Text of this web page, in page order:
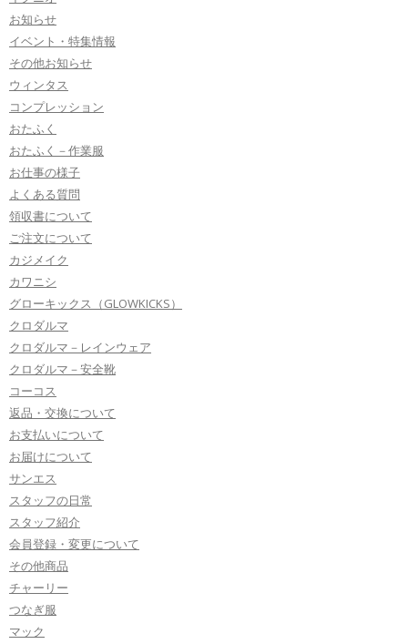
お知らせ
イベント・特集情報
その他お知らせ
ウィンタス
コンプレッション
おたふく
おたふく－作業服
お仕事の様子
よくある質問
領収書について
ご注文について
カジメイク
カワニシ
グローキックス（GLOWKICKS）
クロダルマ
クロダルマ－レインウェア
クロダルマ－安全靴
コーコス
返品・交換について
お支払いについて
お届けについて
サンエス
スタッフの日常
スタッフ紹介
会員登録・変更について
その他商品
チャーリー
つなぎ服
マック